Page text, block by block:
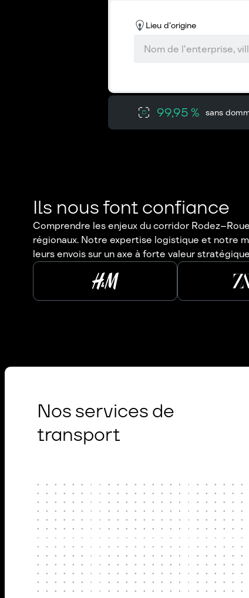
Lieu d’origine
99,95 % sans
Ils nous font confiance
Comprendre les enjeux du corridor
régionaux. Notre expertise logistique et notre
leurs envois sur un axe à forte valeur
Nos services de
transport